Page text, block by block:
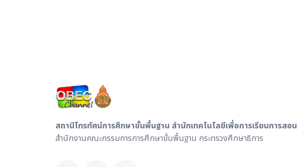
สถานีโทรทัศน์การศึกษาขั้นพื้นฐาน สำนักเทคโนโลยีเพื่อการเรียนการสอน
สำนักงานคณะกรรมการการศึกษาขั้นพื้นฐาน กระทรวงศึกษาธิการ